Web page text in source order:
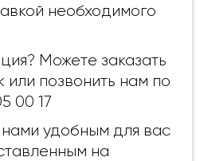
необходимого
Можете заказать
или позвонить нам по
00 17
удобным для вас
на